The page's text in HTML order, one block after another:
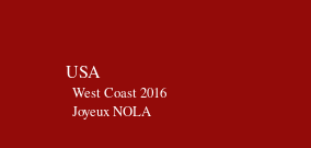
USA
West Coast 2016
Joyeux NOLA